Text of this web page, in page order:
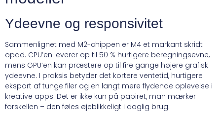
Ydeevne og responsivitet
Sammenlignet med M2-chippen er M4 et markant skridt
opad. CPU’en leverer op til 50 % hurtigere beregningsevne,
mens GPU’en kan præstere op til fire gange højere grafisk
ydeevne. I praksis betyder det kortere ventetid, hurtigere
eksport af tunge filer og en langt mere flydende oplevelse i
kreative apps. Det er ikke kun på papiret, man mærker
forskellen – den føles øjeblikkeligt i daglig brug.